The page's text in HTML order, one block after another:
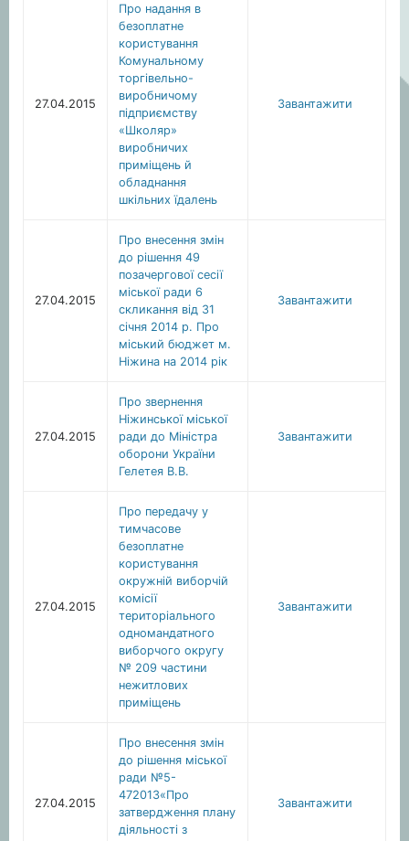
27.04.2015
Про надання в
безоплатне
користування
Комунальному
торгівельно-
виробничому
підприємству
«Школяр»
виробничих
приміщень й
обладнання
шкільних їдалень
Завантажити
27.04.2015
Про внесення змін
до рішення 49
позачергової сесії
міської ради 6
скликання від 31
січня 2014 р. Про
міський бюджет м.
Ніжина на 2014 рік
Завантажити
27.04.2015
Про звернення
Ніжинської міської
ради до Міністра
оборони України
Гелетея В.В.
Завантажити
27.04.2015
Про передачу у
тимчасове
безоплатне
користування
окружній виборчій
комісії
територіального
одномандатного
виборчого округу
№ 209 частини
нежитлових
приміщень
Завантажити
27.04.2015
Про внесення змін
до рішення міської
ради №5-
472013«Про
затвердження плану
діяльності з
Завантажити